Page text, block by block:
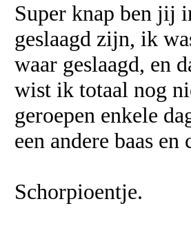
Super knap ben jij
geslaagd zijn, ik
waar geslaagd, en
wist ik totaal nog
geroepen enkele
een andere baas
Schorpioentje.